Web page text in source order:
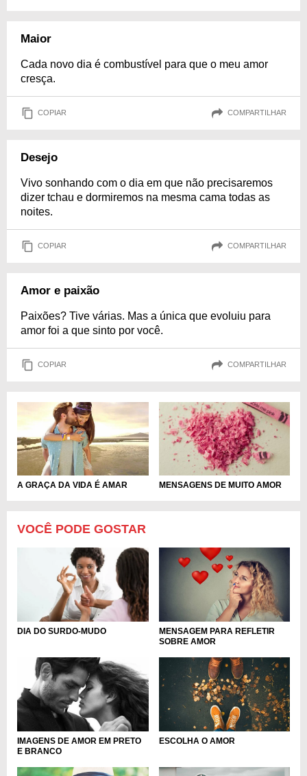
Maior
Cada novo dia é combustível para que o meu amor
cresça.
COPIAR COMPARTILHAR
Desejo
Vivo sonhando com o dia em que não precisaremos
dizer tchau e dormiremos na mesma cama todas as
noites.
COPIAR COMPARTILHAR
Amor e paixão
Paixões? Tive várias. Mas a única que evoluiu para
amor foi a que sinto por você.
COPIAR COMPARTILHAR
A GRAÇA DA VIDA É AMAR MENSAGENS DE MUITO AMOR
VOCÊ PODE GOSTAR
DIA DO SURDO-MUDO
MENSAGEM PARA REFLETIR
SOBRE AMOR
IMAGENS DE AMOR EM PRETO
E BRANCO
ESCOLHA O AMOR